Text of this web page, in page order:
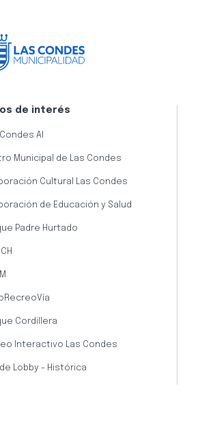
de interés
Condes AI
Municipal de Las Condes
Cultural Las Condes
de Educación y Salud
Padre Hurtado
Cordillera
Interactivo Las Condes
de Lobby - Histórica